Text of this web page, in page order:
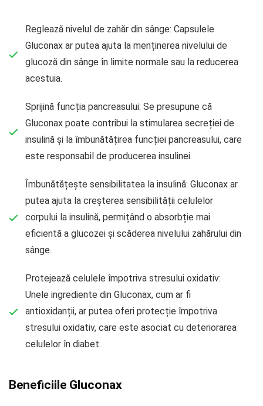
Reglează nivelul de zahăr din sânge: Capsulele
Gluconax ar putea ajuta la menținerea nivelului de
glucoză din sânge în limite normale sau la reducerea
acestuia.
Sprijină funcția pancreasului: Se presupune că
Gluconax poate contribui la stimularea secreției de
insulină și la îmbunătățirea funcției pancreasului, care
este responsabil de producerea insulinei.
Îmbunătățește sensibilitatea la insulină: Gluconax ar
putea ajuta la creșterea sensibilității celulelor
corpului la insulină, permițând o absorbție mai
eficientă a glucozei și scăderea nivelului zahărului din
sânge.
Protejează celulele împotriva stresului oxidativ:
Unele ingrediente din Gluconax, cum ar fi
antioxidanții, ar putea oferi protecție împotriva
stresului oxidativ, care este asociat cu deteriorarea
celulelor în diabet.
Beneficiile Gluconax